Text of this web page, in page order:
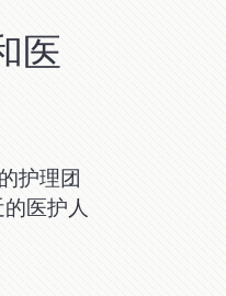
医
护理团
医护人